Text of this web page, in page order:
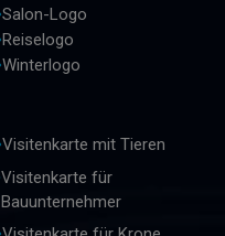
Salon-Logo
Reiselogo
Winterlogo
Visitenkarte mit Tieren
Visitenkarte für
Bauunternehmer